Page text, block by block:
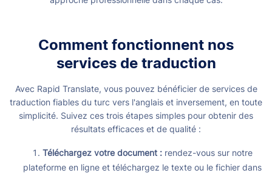
Comment fonctionnent nos
services de traduction
Avec Rapid Translate, vous pouvez bénéficier de services de
traduction fiables du turc vers l'anglais et inversement, en toute
simplicité. Suivez ces trois étapes simples pour obtenir des
résultats efficaces et de qualité :
Téléchargez votre document :rendez-vous sur notre
plateforme en ligne et téléchargez le texte ou le fichier dans